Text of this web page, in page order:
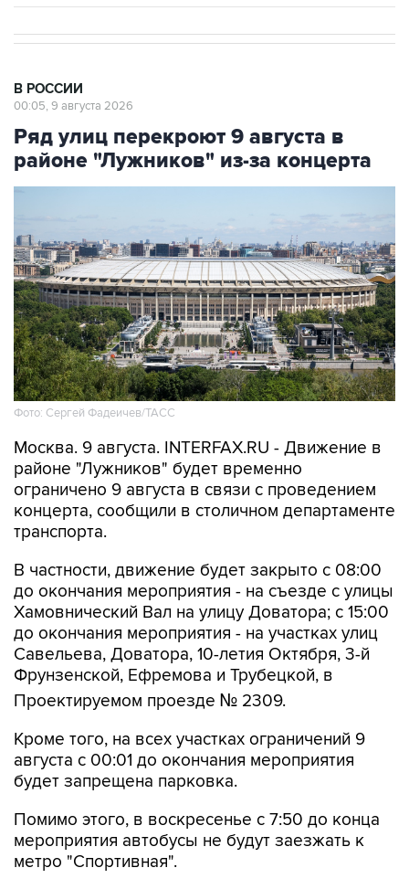
В РОССИИ
00:05, 9 августа 2026
Ряд улиц перекроют 9 августа в
районе "Лужников" из-за концерта
Фото: Сергей Фадеичев/ТАСС
Москва. 9 августа. INTERFAX.RU - Движение в
районе "Лужников" будет временно
ограничено 9 августа в связи с проведением
концерта, сообщили в столичном департаменте
транспорта.
В частности, движение будет закрыто с 08:00
до окончания мероприятия - на съезде с улицы
Хамовнический Вал на улицу Доватора; с 15:00
до окончания мероприятия - на участках улиц
Савельева, Доватора, 10-летия Октября, 3-й
Фрунзенской, Ефремова и Трубецкой, в
Проектируемом проезде № 2309.
Кроме того, на всех участках ограничений 9
августа с 00:01 до окончания мероприятия
будет запрещена парковка.
Помимо этого, в воскресенье с 7:50 до конца
мероприятия автобусы не будут заезжать к
метро "Спортивная".